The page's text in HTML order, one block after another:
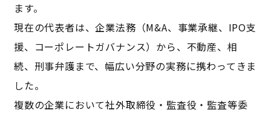
ます。
現在の代表者は、企業法務（M&A、事業承継、IPO支
援、コーポレートガバナンス）から、不動産、相
続、刑事弁護まで、幅広い分野の実務に携わってきま
した。
複数の企業において社外取締役・監査役・監査等委